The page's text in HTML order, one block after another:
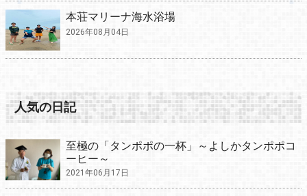
本荘マリーナ海水浴場
2026年08月04日
人気の日記
至極の「タンポポの一杯」～よしかタンポポコ
ーヒー～
2021年06月17日